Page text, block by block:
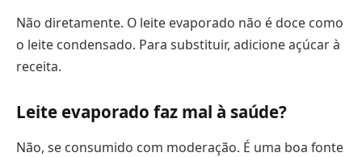
Não diretamente. O leite evaporado não é doce como
o leite condensado. Para substituir, adicione açúcar à
receita.
Leite evaporado faz mal à saúde?
Não, se consumido com moderação. É uma boa fonte